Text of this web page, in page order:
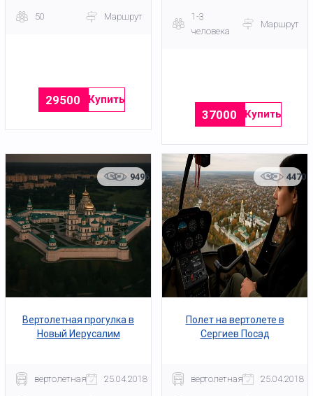
50 Маршрут
29500 Купить
1-3
человека
Маршрут
37000 Купить
9496
Вертолетная прогулка в
Новый Иерусалим
вертолетная 25.04.2018
4470
Полет на вертолете в
Сергиев Посад
вертолетная 25.04.2018